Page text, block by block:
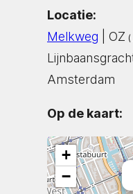
Locatie:
Melkweg | OZ (
Amsterdam
Op de kaart:
+
−